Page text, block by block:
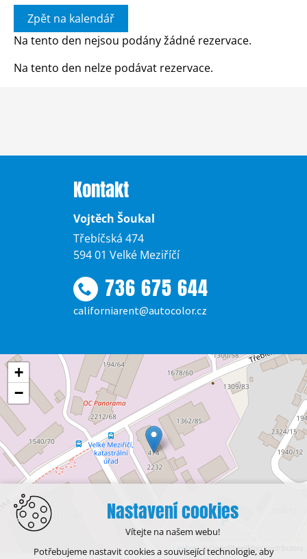
Zpět na kalendář
Na tento den nejsou podány žádné rezervace.
Na tento den nelze podávat rezervace.
Kontakt
Vojtěch Šoukal
Třebíčská 474
594 01 Velké Meziříčí
736 675 644
californiarent@autocolor.cz
+
−
Leaflet | © OpenStreetMap contributors
Nastavení cookies
Vítejte na našem webu!
Potřebujeme nastavit cookies a související technologie, aby